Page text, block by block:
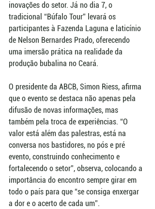
inovações do setor. Já no dia 7, o
tradicional “Búfalo Tour” levará os
participantes à Fazenda Laguna e laticínio
de Nelson Bernardes Prado, oferecendo
uma imersão prática na realidade da
produção bubalina no Ceará.
O presidente da ABCB, Simon Riess, afirma
que o evento se destaca não apenas pela
difusão de novas informações, mas
também pela troca de experiências. “O
valor está além das palestras, está na
conversa nos bastidores, no pós e pré
evento, construindo conhecimento e
fortalecendo o setor”, observa, colocando a
importância do encontro sempre girar em
todo o país para que “se consiga enxergar
a dor e o acerto de cada um”.